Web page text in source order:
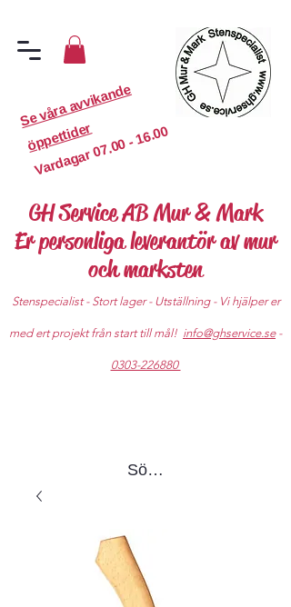
S
e
v
år
a
a
v
vi
k
a
n
d
e
ö
p
p
etti
d
er
Vardagar
07.00 - 16.00
GH Service AB Mur & Mark
Er personliga leverantör av mur
och marksten
Stenspecialist - Stort lager - Utställning - Vi hjälper er
med ert projekt från start till mål! info@ghservice.se-
0303-226880
Sök produkter